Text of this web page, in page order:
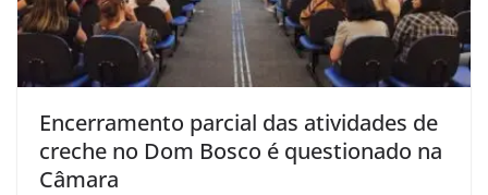
Encerramento parcial das atividades de
creche no Dom Bosco é questionado na
Câmara